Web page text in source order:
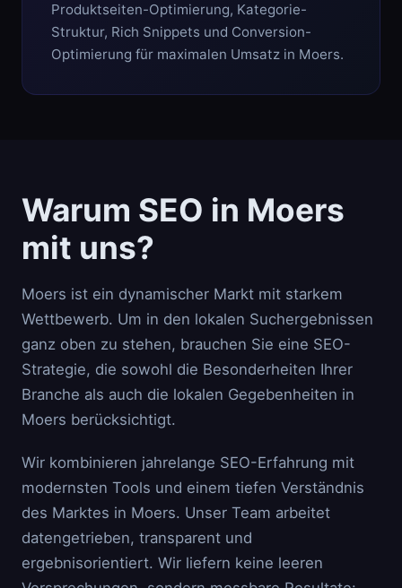
Produktseiten-Optimierung, Kategorie-
Struktur, Rich Snippets und Conversion-
Optimierung für maximalen Umsatz in Moers.
Warum SEO in Moers
mit uns?
Moers ist ein dynamischer Markt mit starkem
Wettbewerb. Um in den lokalen Suchergebnissen
ganz oben zu stehen, brauchen Sie eine SEO-
Strategie, die sowohl die Besonderheiten Ihrer
Branche als auch die lokalen Gegebenheiten in
Moers berücksichtigt.
Wir kombinieren jahrelange SEO-Erfahrung mit
modernsten Tools und einem tiefen Verständnis
des Marktes in Moers. Unser Team arbeitet
datengetrieben, transparent und
ergebnisorientiert. Wir liefern keine leeren